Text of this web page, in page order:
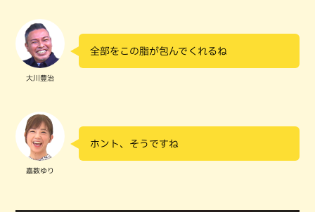
大川豊治
全部をこの脂が包んでくれるね
嘉数ゆり
ホント、そうですね